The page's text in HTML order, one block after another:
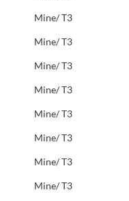
Mine/ T3
Mine/ T3
Mine/ T3
Mine/ T3
Mine/ T3
Mine/ T3
Mine/ T3
Mine/ T3